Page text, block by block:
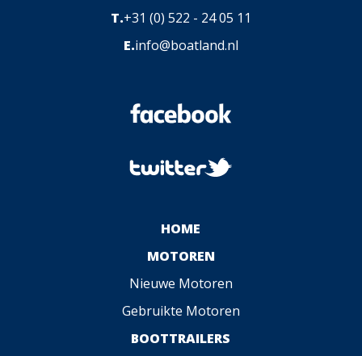
T.+31 (0) 522 - 24 05 11
E.info@boatland.nl
HOME
MOTOREN
Nieuwe Motoren
Gebruikte Motoren
BOOTTRAILERS